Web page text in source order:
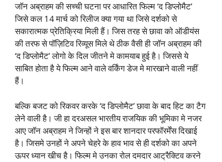
जॉन अब्राहम की सच्ची घटना पर आधारित फिल्म ‘द डिप्लोमैट’
जिसे कल 14 मार्च को रिलीज क्या गया था जिसे दर्शको से
सकारात्मक प्रेतिक्रिया मिली हैं। जिस तरह से छावा को ऑडीयंस
की तरफ से पॉज़िटिव रिव्यूस मिले थे ठीक वैसी ही जॉन अब्राहम की
‘द डिप्लोमैट’ लोगो के दिल जीतने मे कामयाब हुई है। जिससे ये
साबित होता है ये फिल्म आने वाले वर्किंग डेज मे मारखाने वाली नहीं
हैं।
बल्कि बजट को रिकवर करके ‘द डिप्लोमैट’ छावा के बाद हिट का टैग
लेने वाली है। जी हा दरअसल भारतीय राजयिक की भूमिका मे नजर
आए जॉन अब्राहम ने जिन्हों ने इस बार शानदार परफॉरर्मेंस दिखाई
है। जिसमे उनहों ने अपने चेहरे के हाव भाव से ही दर्शको का अपने
ऊपर ध्यान खीच है। फिल्म मे उनका रोल दमदार आट्रैक्टिव करने